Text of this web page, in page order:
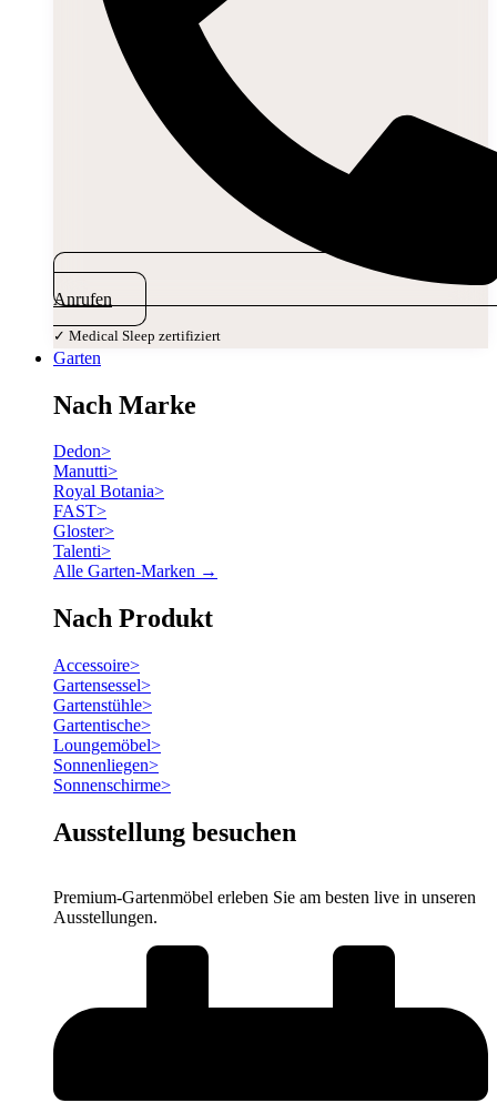
Anrufen
✓ Medical Sleep zertifiziert
Garten
Nach Marke
Dedon>
Manutti>
Royal Botania>
FAST>
Gloster>
Talenti>
Alle Garten-Marken →
Nach Produkt
Accessoire>
Gartensessel>
Gartenstühle>
Gartentische>
Loungemöbel>
Sonnenliegen>
Sonnenschirme>
Ausstellung besuchen
Premium-Gartenmöbel erleben Sie am besten live in unseren
Ausstellungen.